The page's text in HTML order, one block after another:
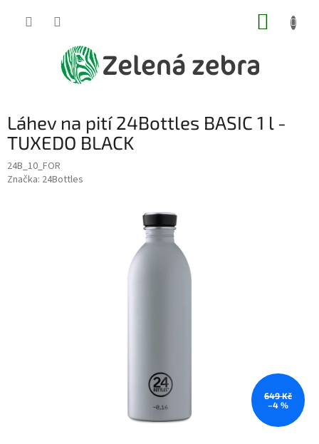
Láhev na pití 24Bottles BASIC 1 l -
TUXEDO BLACK
24B_10_FOR
Značka: 24Bottles
649 Kč
–4 %